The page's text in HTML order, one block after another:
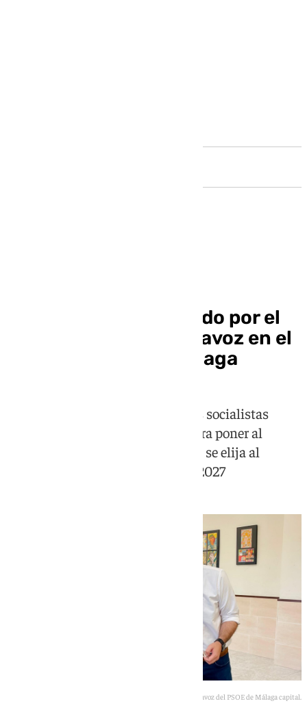
Mariano Ruiz, el elegido por el
PSOE para ser el portavoz en el
Ayuntamiento de Málaga
A falta de confirmación oficial, los socialistas
malagueños ya mueven fichas para poner al
sustituto de Dani Pérez hasta que se elija al
candidato de las municipales en 2027
Mariano Ruiz Araujo será el próximo portavoz del PSOE de Málaga capital.